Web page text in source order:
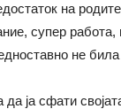
на
супер работа,
не била
ја сфати